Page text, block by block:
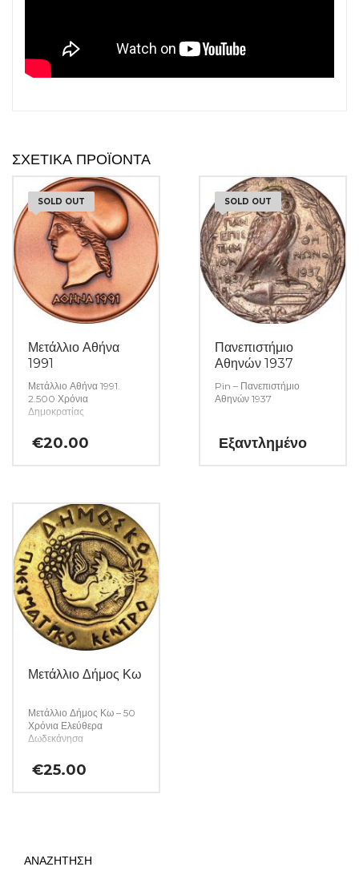
ΣΧΕΤΙΚΆ ΠΡΟΪΌΝΤΑ
SOLD OUT
Μετάλλιο Αθήνα
1991
Μετάλλιο Αθήνα 1991.
2.500 Χρόνια
Δημοκρατίας
€20.00
SOLD OUT
Πανεπιστήμιο
Αθηνών 1937
Pin – Πανεπιστήμιο
Αθηνών 1937
Εξαντλημένο
Μετάλλιο Δήμος Κω
Μετάλλιο Δήμος Κω – 50
Χρόνια Ελεύθερα
Δωδεκάνησα
€25.00
ΑΝΑΖΗΤΗΣΗ